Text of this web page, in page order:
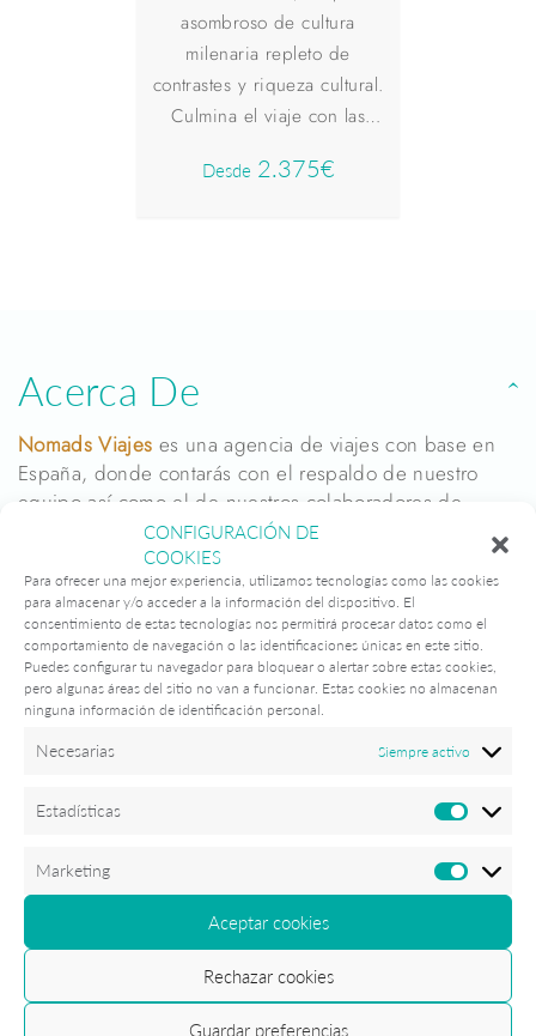
asombroso de cultura
milenaria repleto de
contrastes y riqueza cultural.
Culmina el viaje con las
Maldivas, donde el lujo y el
Desde 2.375€
CONFIGURACIÓN DE
COOKIES
Para ofrecer una mejor experiencia, utilizamos tecnologías como las cookies
para almacenar y/o acceder a la información del dispositivo. El
consentimiento de estas tecnologías nos permitirá procesar datos como el
comportamiento de navegación o las identificaciones únicas en este sitio.
Puedes configurar tu navegador para bloquear o alertar sobre estas cookies,
pero algunas áreas del sitio no van a funcionar. Estas cookies no almacenan
ninguna información de identificación personal.
Necesarias Siempre activo
Estadísticas
Marketing
Aceptar cookies
Rechazar cookies
Guardar preferencias
Acerca De
Nomads Viajes es una agencia de viajes con base en
España, donde contarás con el respaldo de nuestro
equipo así como el de nuestros colaboradores de
confianza en todos nuestros destinos.
Nuestros itinerarios son 100% personalizables y están
diseñados con absoluta dedicación, poniendo toda
nuestra experiencia en cuidar hasta el más mínimo
detalle para que disfrutes de unviaje único e
inolvidable.
¡Ponte en contacto con nosotros para que te ayudemos